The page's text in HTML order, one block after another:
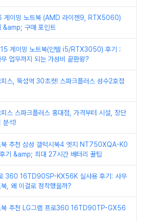
게이밍 노트북 (AMD 라이젠9, RTX5060)
&amp; 구매 포인트
15 게이밍 노트북(인텔 i5/RTX3050) 후기 :
업무까지 되는 가성비 끝판왕?
스, 뚝섬역 30초컷! 스파크플러스 성수2호점
스 스파크플러스 홍대점, 가격부터 시설, 장단
분석!
북 추천 삼성 갤럭시북4 엣지 NT750XQA-K0
기 &amp; 최대 27시간 배터리 꿀팁
360 16TD90SP-KX56K 실사용 후기: 사무
, 왜 이걸로 정착했을까?
북 추천 LG그램 프로360 16TD90TP-GX56